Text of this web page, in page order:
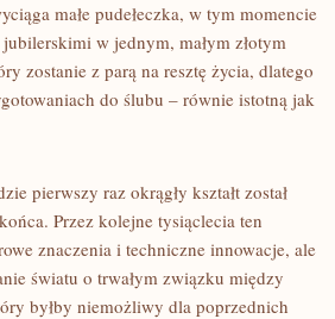
małe pudełeczka, w tym momencie
w jednym, małym złotym
zostanie z parą na resztę życia, dlatego
do ślubu – równie istotną jak
pierwszy raz okrągły kształt został
Przez kolejne tysiąclecia ten
znaczenia i techniczne innowacje, ale
światu o trwałym związku między
byłby niemożliwy dla poprzednich